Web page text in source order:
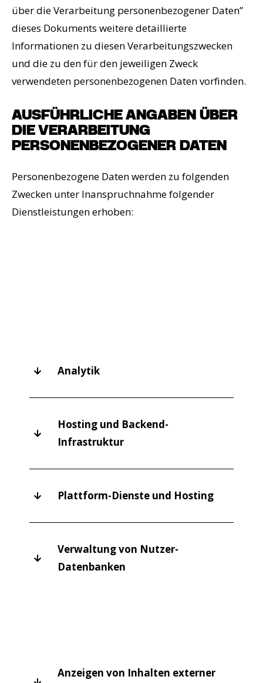
über die Verarbeitung personenbezogener Daten”
dieses Dokuments weitere detaillierte
Informationen zu diesen Verarbeitungszwecken
und die zu den für den jeweiligen Zweck
verwendeten personenbezogenen Daten vorfinden.
AUSFÜHRLICHE ANGABEN ÜBER
DIE VERARBEITUNG
PERSONENBEZOGENER DATEN
Personenbezogene Daten werden zu folgenden
Zwecken unter Inanspruchnahme folgender
Dienstleistungen erhoben:
Analytik
Hosting und Backend-
Infrastruktur
Plattform-Dienste und Hosting
Verwaltung von Nutzer-
Datenbanken
Anzeigen von Inhalten externer